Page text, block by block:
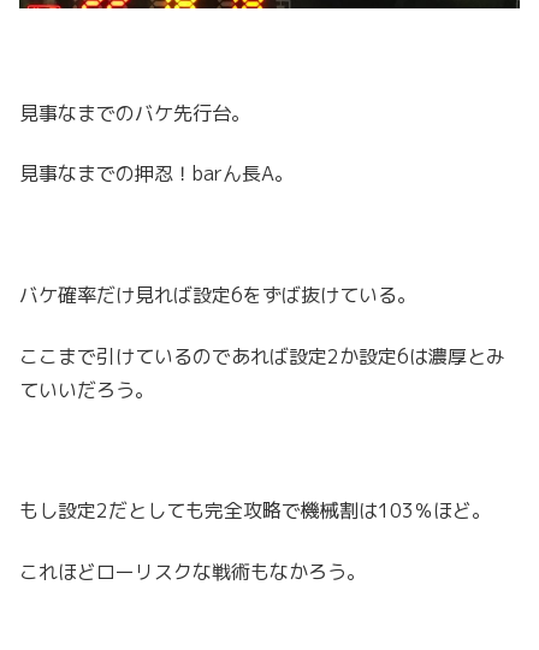
見事なまでのバケ先行台。
見事なまでの押忍！barん長A。
バケ確率だけ見れば設定6をずば抜けている。
ここまで引けているのであれば設定2か設定6は濃厚とみ
ていいだろう。
もし設定2だとしても完全攻略で機械割は103％ほど。
これほどローリスクな戦術もなかろう。